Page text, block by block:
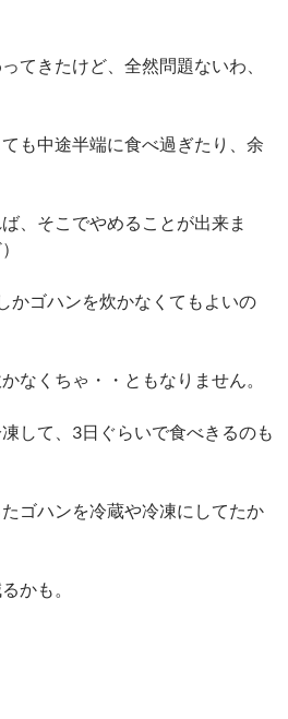
てきたけど、全然問題ないわ、
も中途半端に食べ過ぎたり、余
、そこでやめることが出来ま
かゴハンを炊かなくてもよいの
なくちゃ・・ともなりません。
して、3日ぐらいで食べきるのも
ゴハンを冷蔵や冷凍にしてたか
かも。